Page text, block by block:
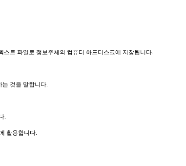
트 파일로 정보주체의 컴퓨터 하드디스크에 저장됩니다
는 것을 말합니다
활용합니다